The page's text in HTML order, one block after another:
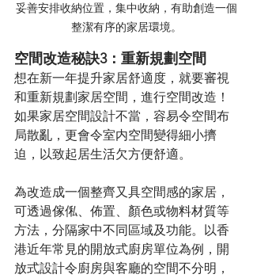
妥善安排收納位置，集中收納，有助創造一個
整潔有序的家居環境。
空間改造秘訣3：重新規劃空間
想在新一年提升家居舒適度，就要審視
和重新規劃家居空間，進行空間改造！
如果家居空間設計不當，容易令空間布
局散亂，更會令室内空間變得細小擠
迫，以致起居生活欠方便舒適。
為改造成一個整齊又具空間感的家居，
可透過傢俬、佈置、顏色或物料材質等
方法，分隔家中不同區域及功能。以香
港近年常見的開放式廚房單位為例，開
放式設計令廚房與客廳的空間不分明，